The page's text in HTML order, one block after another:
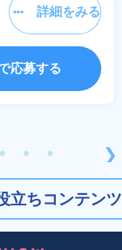
詳細をみる
応募する
❯
立ちコンテンツ